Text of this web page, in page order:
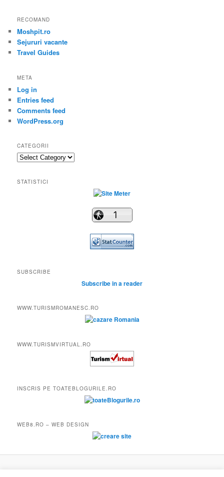
RECOMAND
Moshpit.ro
Sejururi vacante
Travel Guides
META
Log in
Entries feed
Comments feed
WordPress.org
CATEGORII
Categorii
STATISTICI
SUBSCRIBE
Subscribe in a reader
WWW.TURISMROMANESC.RO
WWW.TURISMVIRTUAL.RO
INSCRIS PE TOATEBLOGURILE.RO
WEB8.RO – WEB DESIGN